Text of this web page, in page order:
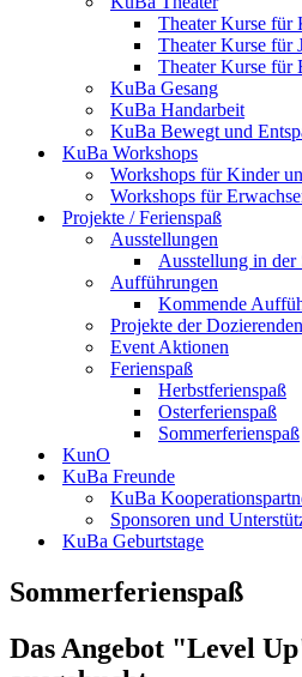
Theater Kurse für
Theater Kurse für
Theater Kurse für
KuBa Gesang
KuBa Handarbeit
KuBa Bewegt und
KuBa Workshops
Workshops für Kinder
Workshops für
Projekte / Ferienspaß
Ausstellungen
Ausstellung in der
Aufführungen
Kommende
Projekte der Dozierenden
Event Aktionen
Ferienspaß
Herbstferienspaß
Osterferienspaß
Sommerferienspaß
KunO
KuBa Freunde
KuBa
Sponsoren und
KuBa Geburtstage
Sommerferienspaß
Das Angebot "Level